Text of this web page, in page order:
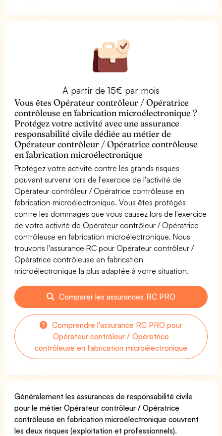
À partir de 15€ par mois
Vous êtes Opérateur contrôleur / Opératrice
contrôleuse en fabrication microélectronique ?
Protégez votre activité avec une assurance
responsabilité civile dédiée au métier de
Opérateur contrôleur / Opératrice contrôleuse
en fabrication microélectronique
Protégez votre activité contre les grands risques
pouvant survenir lors de l'exercice de l'activité de
Opérateur contrôleur / Opératrice contrôleuse en
fabrication microélectronique. Vous êtes protégés
contre les dommages que vous causez lors de l'exercice
de votre activité de Opérateur contrôleur / Opératrice
contrôleuse en fabrication microélectronique. Nous
trouvons l'assurance RC pour Opérateur contrôleur /
Opératrice contrôleuse en fabrication
microélectronique la plus adaptée à votre situation.
Comparer les assurances RC PRO
Comprendre l'assurance RC PRO pour
Opérateur contrôleur / Opératrice
contrôleuse en fabrication microélectronique
Généralement les assurances de responsabilité civile
pour le métier Opérateur contrôleur / Opératrice
contrôleuse en fabrication microélectronique couvrent
les deux risques (exploitation et professionnels).